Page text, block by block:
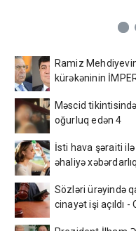
Ramiz
kürəkəninin
mərkəzində
arxivlər və... - ŞOK
Məscid
oğurluq edən 4
Foto
İsti hava şəraiti ilə
əhaliyə xəbərdarlıq
Sözləri ürəyində
cinayət işi açıldı -